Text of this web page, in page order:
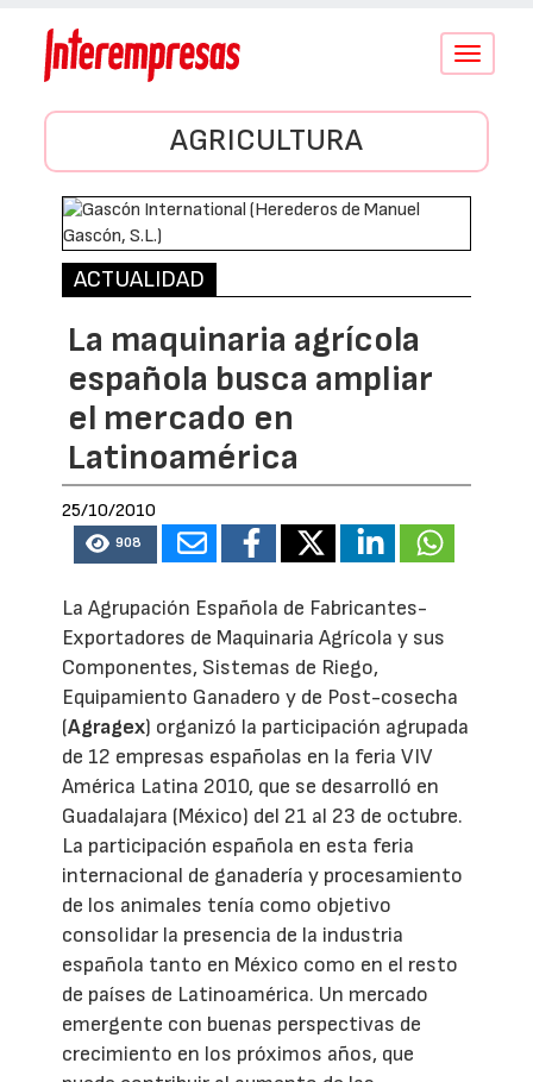
Conmutar
AGRICULTURA
ACTUALIDAD
La maquinaria agrícola
española busca ampliar
el mercado en
Latinoamérica
25/10/2010
908
La Agrupación Española de Fabricantes-
Exportadores de Maquinaria Agrícola y sus
Componentes, Sistemas de Riego,
Equipamiento Ganadero y de Post-cosecha
(Agragex) organizó la participación agrupada
de 12 empresas españolas en la feria VIV
América Latina 2010, que se desarrolló en
Guadalajara (México) del 21 al 23 de octubre.
La participación española en esta feria
internacional de ganadería y procesamiento
de los animales tenía como objetivo
consolidar la presencia de la industria
española tanto en México como en el resto
de países de Latinoamérica. Un mercado
emergente con buenas perspectivas de
crecimiento en los próximos años, que